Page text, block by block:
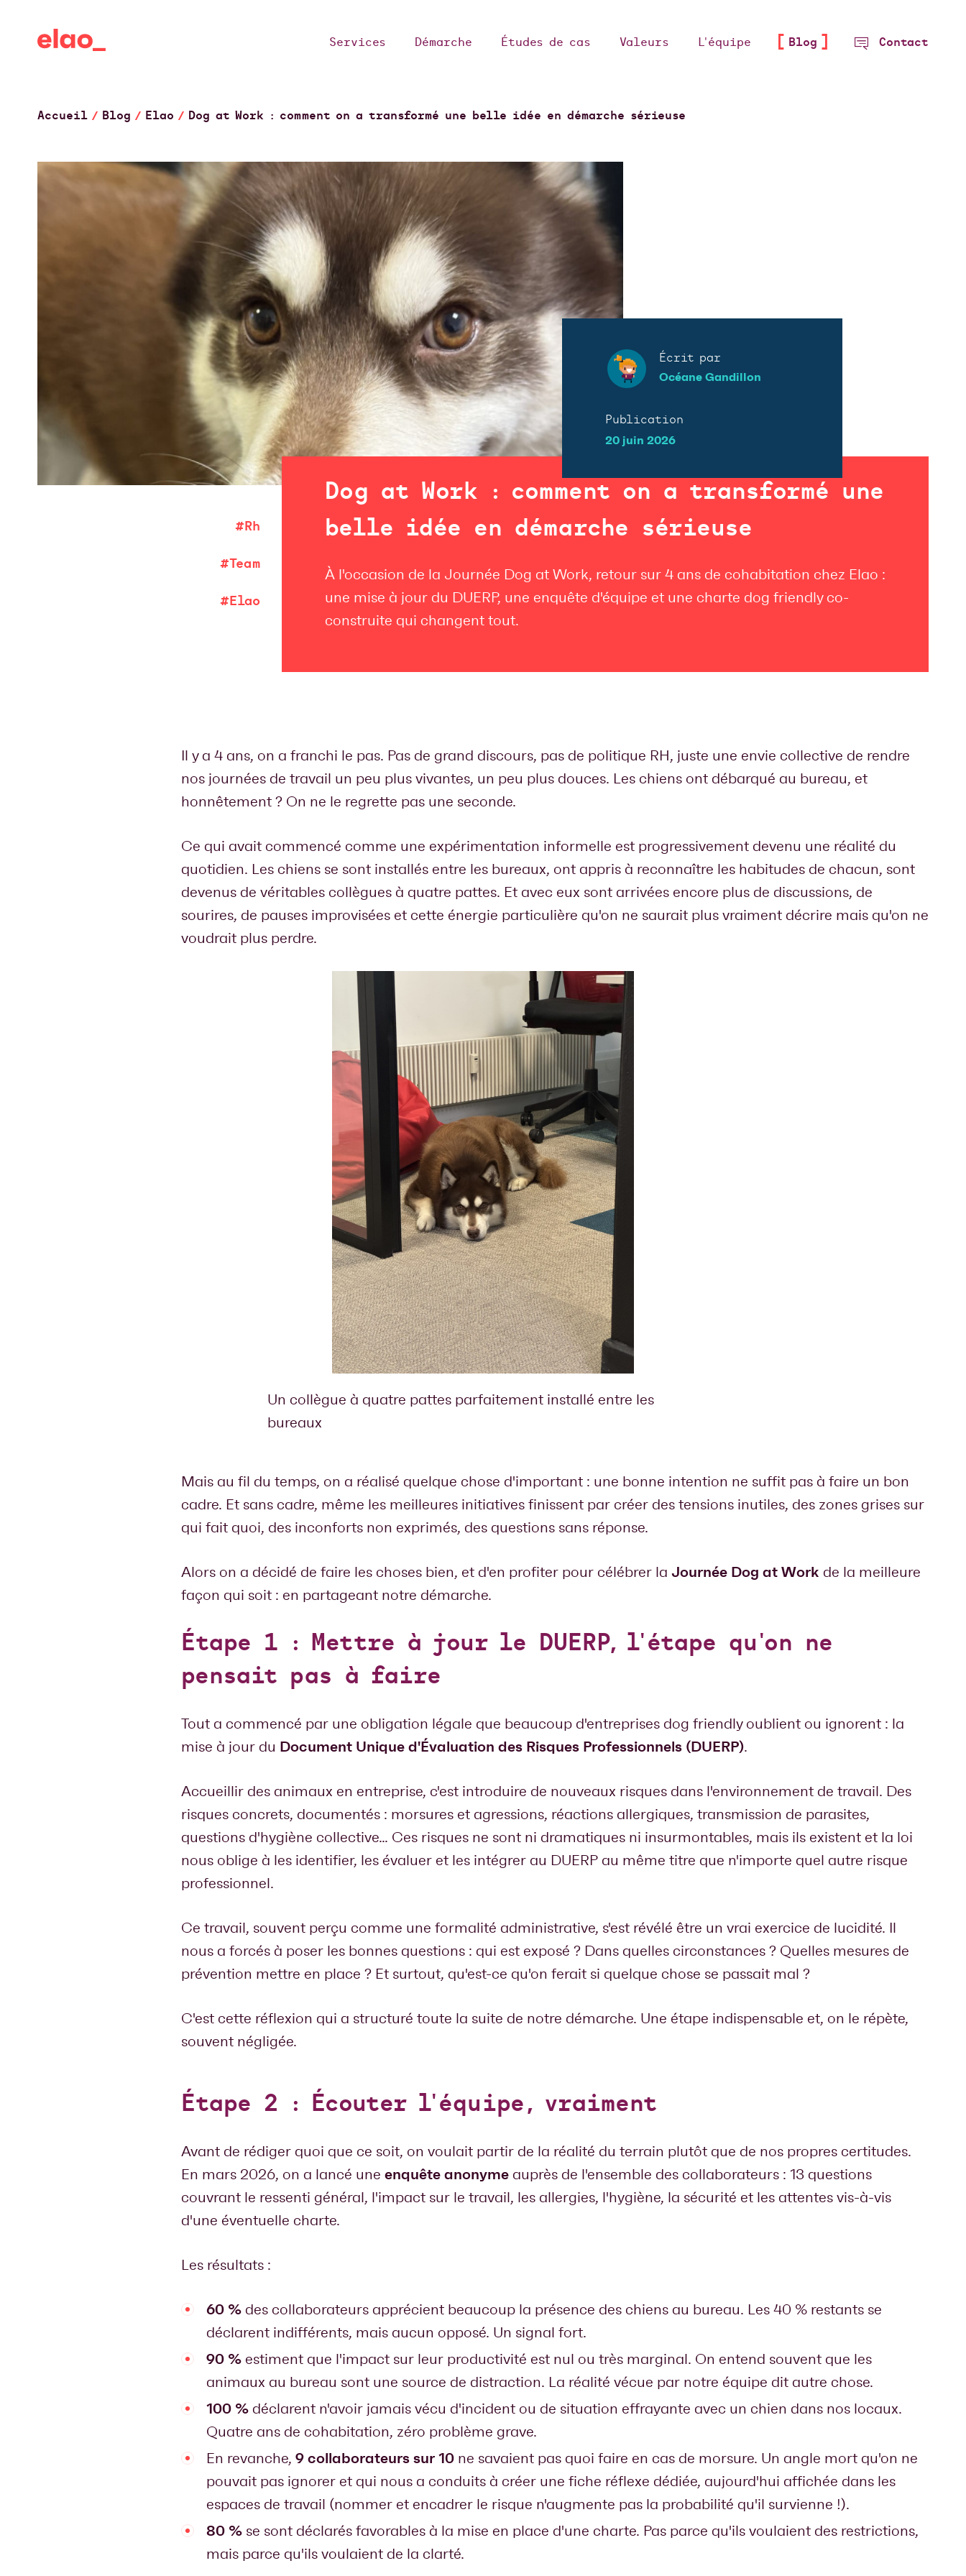
Services Démarche Études de cas Valeurs L'équipe Blog Contact
Accueil Blog Elao Dog at Work : comment on a transformé une belle idée en démarche sérieuse
Écrit par
Océane Gandillon
Publication
20 juin 2026
Dog at Work : comment on a transformé une
belle idée en démarche sérieuse
À l'occasion de la Journée Dog at Work, retour sur 4 ans de cohabitation chez Elao :
une mise à jour du DUERP, une enquête d'équipe et une charte dog friendly co-
construite qui changent tout.
#Rh
#Team
#Elao
Il y a 4 ans, on a franchi le pas. Pas de grand discours, pas de politique RH, juste une envie collective de rendre
nos journées de travail un peu plus vivantes, un peu plus douces. Les chiens ont débarqué au bureau, et
honnêtement ? On ne le regrette pas une seconde.
Ce qui avait commencé comme une expérimentation informelle est progressivement devenu une réalité du
quotidien. Les chiens se sont installés entre les bureaux, ont appris à reconnaître les habitudes de chacun, sont
devenus de véritables collègues à quatre pattes. Et avec eux sont arrivées encore plus de discussions, de
sourires, de pauses improvisées et cette énergie particulière qu'on ne saurait plus vraiment décrire mais qu'on ne
voudrait plus perdre.
Un collègue à quatre pattes parfaitement installé entre les
bureaux
Mais au fil du temps, on a réalisé quelque chose d'important : une bonne intention ne suffit pas à faire un bon
cadre. Et sans cadre, même les meilleures initiatives finissent par créer des tensions inutiles, des zones grises sur
qui fait quoi, des inconforts non exprimés, des questions sans réponse.
Alors on a décidé de faire les choses bien, et d'en profiter pour célébrer la Journée Dog at Work de la meilleure
façon qui soit : en partageant notre démarche.
Étape 1 : Mettre à jour le DUERP, l'étape qu'on ne
pensait pas à faire
Tout a commencé par une obligation légale que beaucoup d'entreprises dog friendly oublient ou ignorent : la
mise à jour du Document Unique d'Évaluation des Risques Professionnels (DUERP).
Accueillir des animaux en entreprise, c'est introduire de nouveaux risques dans l'environnement de travail. Des
risques concrets, documentés : morsures et agressions, réactions allergiques, transmission de parasites,
questions d'hygiène collective… Ces risques ne sont ni dramatiques ni insurmontables, mais ils existent et la loi
nous oblige à les identifier, les évaluer et les intégrer au DUERP au même titre que n'importe quel autre risque
professionnel.
Ce travail, souvent perçu comme une formalité administrative, s'est révélé être un vrai exercice de lucidité. Il
nous a forcés à poser les bonnes questions : qui est exposé ? Dans quelles circonstances ? Quelles mesures de
prévention mettre en place ? Et surtout, qu'est-ce qu'on ferait si quelque chose se passait mal ?
C'est cette réflexion qui a structuré toute la suite de notre démarche. Une étape indispensable et, on le répète,
souvent négligée.
Étape 2 : Écouter l'équipe, vraiment
Avant de rédiger quoi que ce soit, on voulait partir de la réalité du terrain plutôt que de nos propres certitudes.
En mars 2026, on a lancé une enquête anonyme auprès de l'ensemble des collaborateurs : 13 questions
couvrant le ressenti général, l'impact sur le travail, les allergies, l'hygiène, la sécurité et les attentes vis-à-vis
d'une éventuelle charte.
Les résultats :
60 % des collaborateurs apprécient beaucoup la présence des chiens au bureau. Les 40 % restants se
déclarent indifférents, mais aucun opposé. Un signal fort.
90 % estiment que l'impact sur leur productivité est nul ou très marginal. On entend souvent que les
animaux au bureau sont une source de distraction. La réalité vécue par notre équipe dit autre chose.
100 % déclarent n'avoir jamais vécu d'incident ou de situation effrayante avec un chien dans nos locaux.
Quatre ans de cohabitation, zéro problème grave.
En revanche, 9 collaborateurs sur 10 ne savaient pas quoi faire en cas de morsure. Un angle mort qu'on ne
pouvait pas ignorer et qui nous a conduits à créer une fiche réflexe dédiée, aujourd'hui affichée dans les
espaces de travail (nommer et encadrer le risque n'augmente pas la probabilité qu'il survienne !).
80 % se sont déclarés favorables à la mise en place d'une charte. Pas parce qu'ils voulaient des restrictions,
mais parce qu'ils voulaient de la clarté.